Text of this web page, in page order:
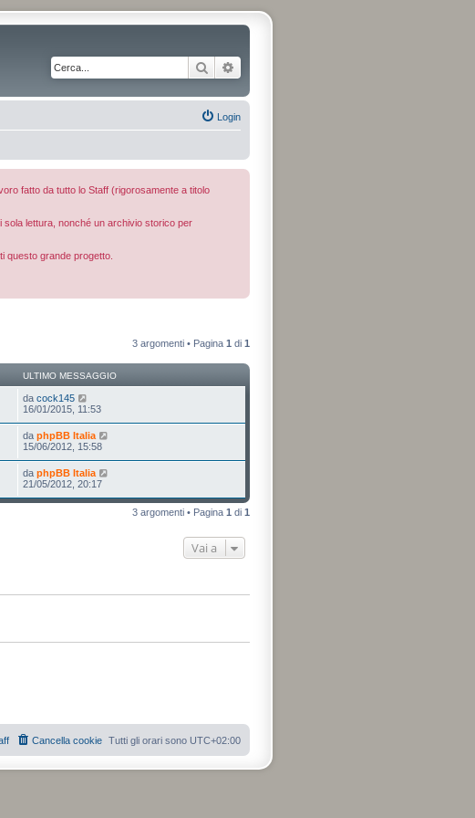
Cerca
Login
fatto da tutto lo Staff (rigorosamente a titolo
sola lettura, nonché un archivio storico per
questo grande progetto.
3 argomenti • Pagina 1 di 1
ULTIMO MESSAGGIO
da cock145
16/01/2015, 11:53
da phpBB Italia
15/06/2012, 15:58
da phpBB Italia
21/05/2012, 20:17
3 argomenti • Pagina 1 di 1
Vai a
Tutti gli orari sono UTC+02:00
Cancella cookie